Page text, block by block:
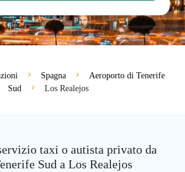
Spagna
Aeroporto di Tenerife
Sud
Los Realejos
taxi o autista privato da
Sud a Los Realejos